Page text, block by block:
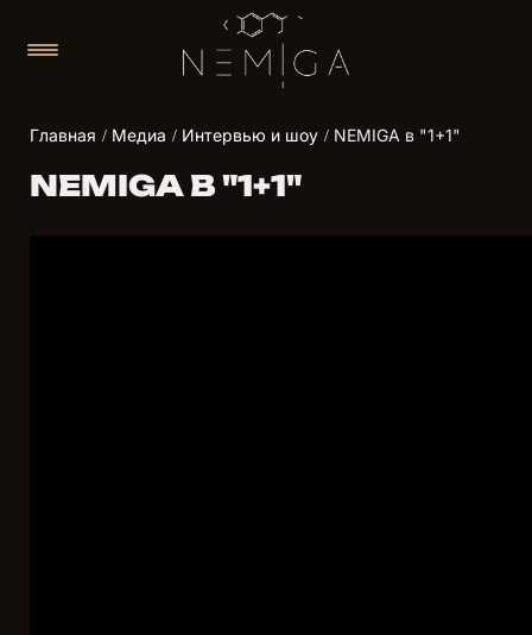
Главная Медиа Интервью и шоу NEMIGA в "1+1"
NEMIGA В "1+1"